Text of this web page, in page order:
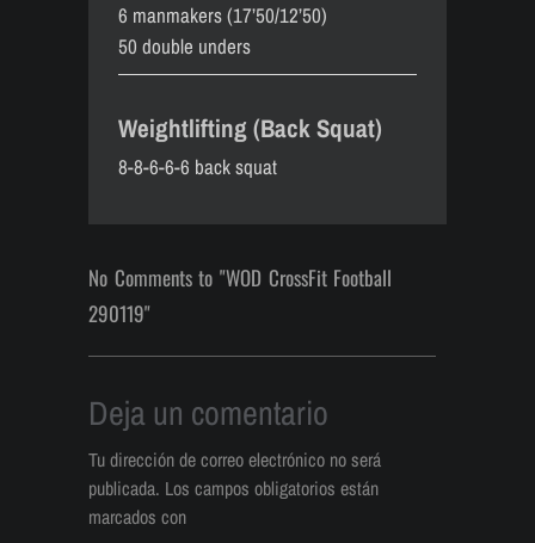
6 manmakers (17’50/12’50)
50 double unders
Weightlifting (Back Squat)
8-8-6-6-6 back squat
No Comments to "WOD CrossFit Football
290119"
Deja un comentario
Tu dirección de correo electrónico no será
publicada. Los campos obligatorios están
marcados con